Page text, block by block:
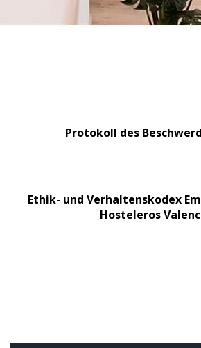
Protokoll des
Ethik- und Verhaltenskodex
Hosteleros